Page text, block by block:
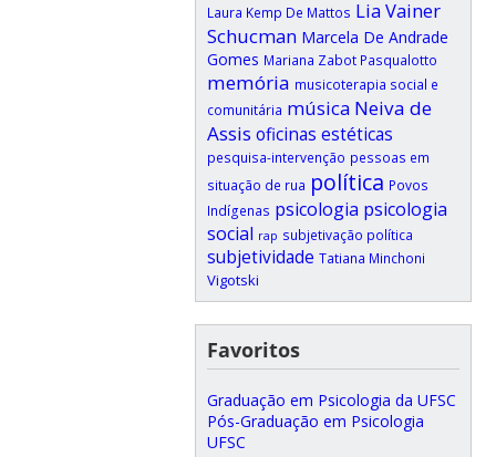
Laura Kemp De Mattos Lia Vainer
Schucman Marcela De Andrade
Gomes Mariana Zabot Pasqualotto
memória musicoterapia social e
comunitária música Neiva de
Assis oficinas estéticas
pesquisa-intervenção pessoas em
situação de rua política Povos
Indígenas psicologia psicologia
social rap subjetivação política
subjetividade Tatiana Minchoni
Vigotski
Favoritos
Graduação em Psicologia da UFSC
Pós-Graduação em Psicologia
UFSC